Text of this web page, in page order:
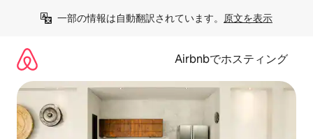
一部の情報は自動翻訳されています。 原文を表示
Airbnbでホスティング